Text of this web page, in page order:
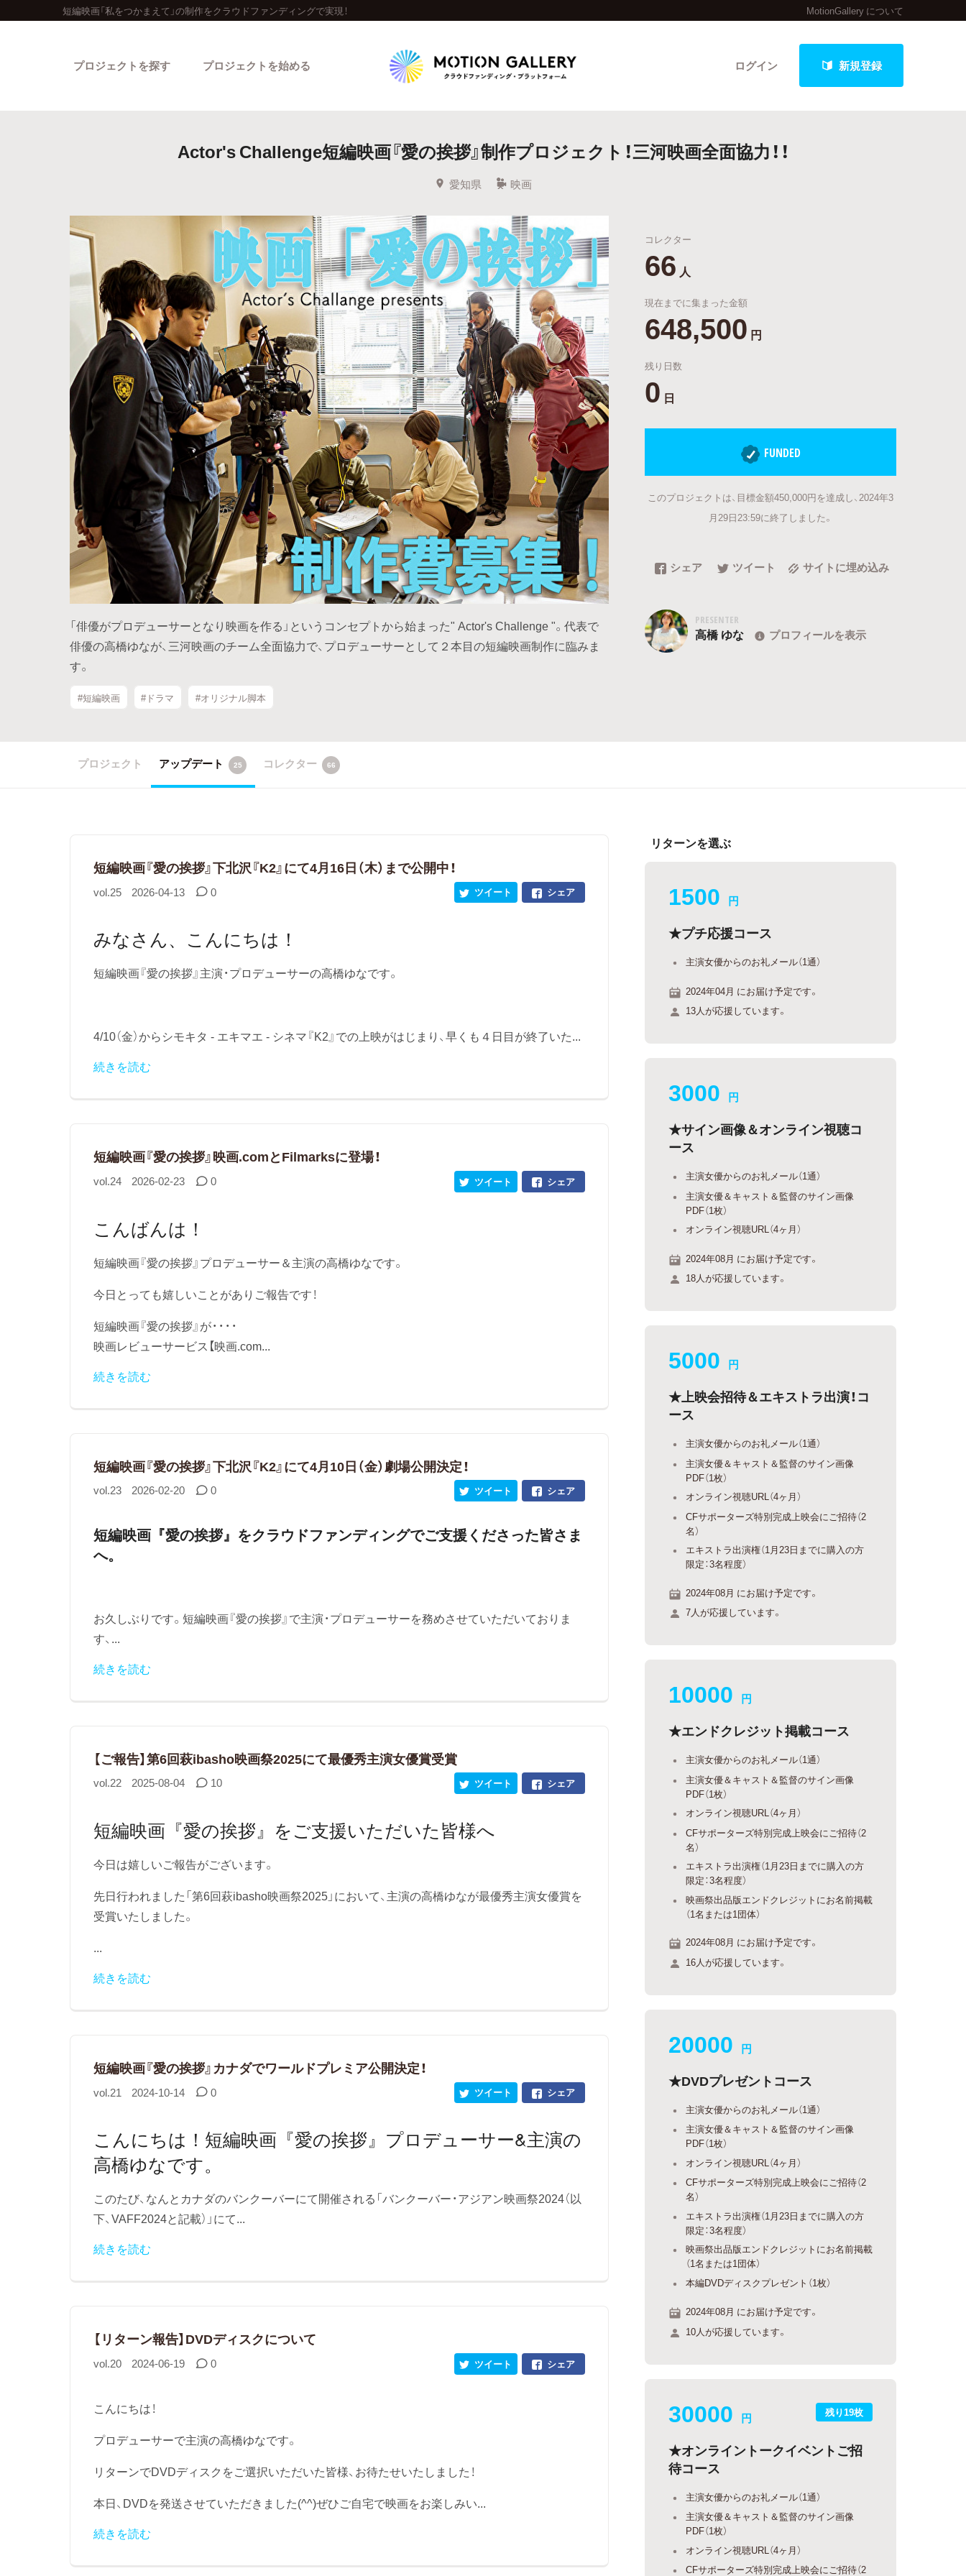
短編映画「私をつかまえて」の制作をクラウドファンディングで実現！ MotionGallery について
ログイン 新規登録
プロジェクトを探す
人気のプロジェクト 新着プロジェクト 終了間近のプロジェクト
Feature
カテゴリーから探す タグから探す キュレーターから探す 特集から探す 最新進捗報告から探す
Legendary
最新達成プロジェクト 調達額が大きいプロジェクト
プロジェクトを始める
Actor's Challenge短編映画『愛の挨拶』制作プロジェクト！三河映画全面協力！！
愛知県 映画
「俳優がプロデューサーとなり映画を作る」というコンセプトから始まった" Actor's Challenge "。代表で
俳優の高橋ゆなが、三河映画のチーム全面協力で、プロデューサーとして２本目の短編映画制作に臨みま
す。
#短編映画 #ドラマ #オリジナル脚本
コレクター
66 人
現在までに集まった金額
648,500 円
残り日数
0 日
FUNDED
このプロジェクトは、目標金額450,000円を達成し、2024年3
月29日23:59に終了しました。
シェア ツイート サイトに埋め込み
PRESENTER
高橋 ゆな プロフィールを表示
プロジェクト アップデート 25 コレクター 66
短編映画『愛の挨拶』下北沢『K2』にて4月16日（木）まで公開中！
vol.25 2026-04-13 0 シェア
ツイート
みなさん、こんにちは！
短編映画『愛の挨拶』主演・プロデューサーの高橋ゆなです。
4/10（金）からシモキタ - エキマエ - シネマ『K2』での上映がはじまり、早くも４日目が終了いた...
続きを読む
短編映画『愛の挨拶』映画.comとFilmarksに登場！
vol.24 2026-02-23 0 シェア
ツイート
こんばんは！
短編映画『愛の挨拶』プロデューサー＆主演の高橋ゆなです。
今日とっても嬉しいことがありご報告です！
短編映画『愛の挨拶』が・・・・
映画レビューサービス【映画.com...
続きを読む
短編映画『愛の挨拶』下北沢『K2』にて4月10日（金）劇場公開決定！
vol.23 2026-02-20 0 シェア
ツイート
短編映画『愛の挨拶』をクラウドファンディングでご支援くださった皆さま
へ。
お久しぶりです。短編映画『愛の挨拶』で主演・プロデューサーを務めさせていただいておりま
す、...
続きを読む
【ご報告】第6回萩ibasho映画祭2025にて最優秀主演女優賞受賞
vol.22 2025-08-04 10 シェア
ツイート
短編映画『愛の挨拶』をご支援いただいた皆様へ
今日は嬉しいご報告がございます。
先日行われました「第6回萩ibasho映画祭2025」において、主演の高橋ゆなが最優秀主演女優賞を
受賞いたしました。
...
続きを読む
短編映画『愛の挨拶』カナダでワールドプレミア公開決定！
vol.21 2024-10-14 0 シェア
ツイート
こんにちは！短編映画『愛の挨拶』プロデューサー&主演の
高橋ゆなです。
このたび、なんとカナダのバンクーバーにて開催される「バンクーバー・アジアン映画祭2024（以
下、VAFF2024と記載）」にて...
続きを読む
【リターン報告】DVDディスクについて
vol.20 2024-06-19 0 シェア
ツイート
こんにちは！
プロデューサーで主演の高橋ゆなです。
リターンでDVDディスクをご選択いただいた皆様、お待たせいたしました！
本日、DVDを発送させていただきました(^^)ぜひご自宅で映画をお楽しみい...
続きを読む
リターンを選ぶ
1500 円
★プチ応援コース
主演女優からのお礼メール（1通）
2024年04月 にお届け予定です。
13人が応援しています。
3000 円
★サイン画像＆オンライン視聴コ
ース
主演女優からのお礼メール（1通）
主演女優＆キャスト＆監督のサイン画像
PDF（1枚）
オンライン視聴URL（4ヶ月）
2024年08月 にお届け予定です。
18人が応援しています。
5000 円
★上映会招待＆エキストラ出演！コ
ース
主演女優からのお礼メール（1通）
主演女優＆キャスト＆監督のサイン画像
PDF（1枚）
オンライン視聴URL（4ヶ月）
CFサポーターズ特別完成上映会にご招待（2
名）
エキストラ出演権（1月23日までに購入の方
限定：3名程度）
2024年08月 にお届け予定です。
7人が応援しています。
10000 円
★エンドクレジット掲載コース
主演女優からのお礼メール（1通）
主演女優＆キャスト＆監督のサイン画像
PDF（1枚）
オンライン視聴URL（4ヶ月）
CFサポーターズ特別完成上映会にご招待（2
名）
エキストラ出演権（1月23日までに購入の方
限定：3名程度）
映画祭出品版エンドクレジットにお名前掲載
（1名または1団体）
2024年08月 にお届け予定です。
16人が応援しています。
20000 円
★DVDプレゼントコース
主演女優からのお礼メール（1通）
主演女優＆キャスト＆監督のサイン画像
PDF（1枚）
オンライン視聴URL（4ヶ月）
CFサポーターズ特別完成上映会にご招待（2
名）
エキストラ出演権（1月23日までに購入の方
限定：3名程度）
映画祭出品版エンドクレジットにお名前掲載
（1名または1団体）
本編DVDディスクプレゼント（1枚）
2024年08月 にお届け予定です。
10人が応援しています。
残り19枚
30000 円
★オンライントークイベントご招
待コース
主演女優からのお礼メール（1通）
主演女優＆キャスト＆監督のサイン画像
PDF（1枚）
オンライン視聴URL（4ヶ月）
CFサポーターズ特別完成上映会にご招待（2